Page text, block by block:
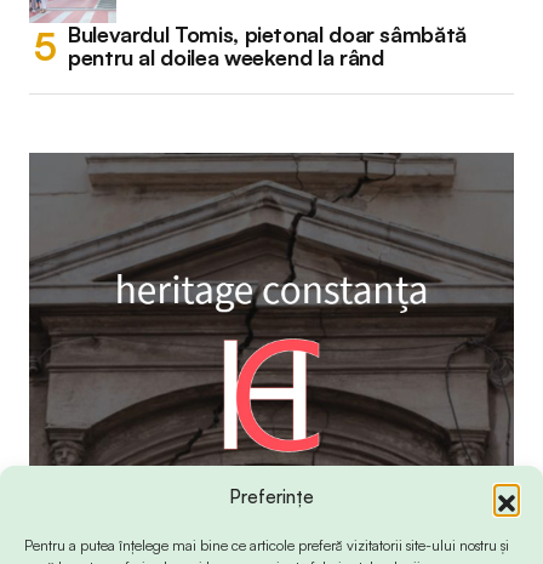
Preferințe
Pentru a putea înțelege mai bine ce articole preferă vizitatorii site-ului nostru și
Bulevardul Tomis, pietonal doar sâmbătă
pentru al doilea weekend la rând